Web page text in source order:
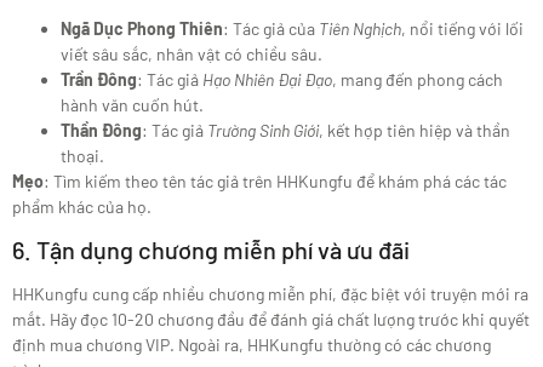
Ngã Dục Phong Thiên: Tác giả của Tiên Nghịch, nổi tiếng với lối
viết sâu sắc, nhân vật có chiều sâu.
Trần Đông: Tác giả Hạo Nhiên Đại Đạo, mang đến phong cách
hành văn cuốn hút.
Thần Đông: Tác giả Trường Sinh Giới, kết hợp tiên hiệp và thần
thoại.
Mẹo: Tìm kiếm theo tên tác giả trên HHKungfu để khám phá các tác
phẩm khác của họ.
6. Tận dụng chương miễn phí và ưu đãi
HHKungfu cung cấp nhiều chương miễn phí, đặc biệt với truyện mới ra
mắt. Hãy đọc 10-20 chương đầu để đánh giá chất lượng trước khi quyết
định mua chương VIP. Ngoài ra, HHKungfu thường có các chương